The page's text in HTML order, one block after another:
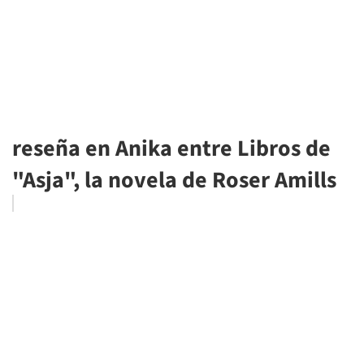
reseña en Anika entre Libros de
"Asja", la novela de Roser Amills